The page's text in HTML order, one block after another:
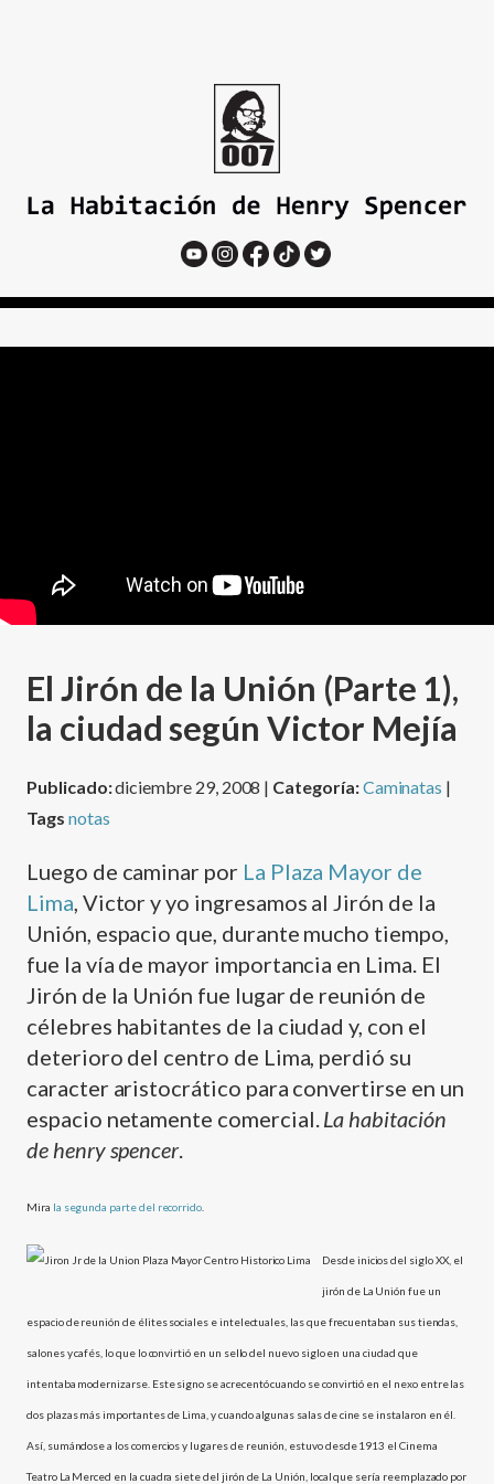
El Jirón de la Unión (Parte 1),
la ciudad según Victor Mejí­a
Publicado:diciembre 29, 2008 | Categoría:Caminatas |
Tags notas
Luego de caminar por La Plaza Mayor de
Lima , Victor y yo ingresamos al Jirón de la
Unión, espacio que, durante mucho tiempo,
fue la ví­a de mayor importancia en Lima. El
Jirón de la Unión fue lugar de reunión de
célebres habitantes de la ciudad y, con el
deterioro del centro de Lima, perdió su
caracter aristocrático para convertirse en un
espacio netamente comercial. La habitación
de henry spencer.
Mira la segunda parte del recorrido
Desde inicios del siglo XX, el
jirón de La Unión fue un
espacio de reunión de élites sociales e intelectuales, las que frecuentaban sus tiendas,
salones y cafés, lo que lo convirtió en un sello del nuevo siglo en una ciudad que
intentaba modernizarse. Este signo se acrecentó cuando se convirtió en el nexo entre las
dos plazas más importantes de Lima, y cuando algunas salas de cine se instalaron en él.
Así­, sumándose a los comercios y lugares de reunión, estuvo desde 1913 el Cinema
Teatro La Merced en la cuadra siete del jirón de La Unión, local que serí­a reemplazado por